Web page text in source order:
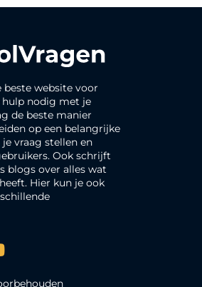
beste website voor
hulp nodig met je
de beste manier
op een belangrijke
vraag stellen en
Ook schrijft
blogs over alles wat
Hier kun je ook